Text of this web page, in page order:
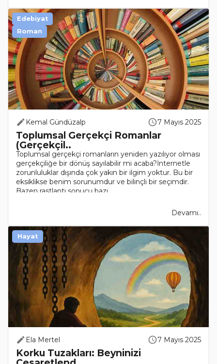
Kemal Gündüzalp 7 Mayıs 2025
Toplumsal Gerçekçi Romanlar
(Gerçekçil..
Toplumsal gerçekçi romanların yeniden yazılıyor olması
gerçekçiliğe bir dönüş sayılabilir mi acaba?İnternetle
zorunluluklar dışında çok yakın bir ilgim yoktur. Bu bir
eksiklikse benim sorunumdur ve bilinçli bir seçimdir.
Bazen rastlantı sonucu bazı..
Devamı..
Edebiyat
Roman
Ela Mertel 7 Mayıs 2025
Korku Tuzakları: Beyninizi
Hayat